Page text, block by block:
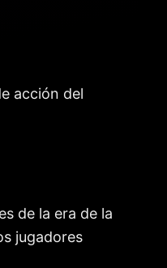
acción del
de la era de la
jugadores